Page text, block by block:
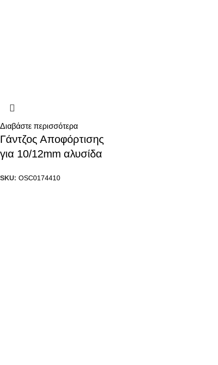
Διαβάστε περισσότερα
Γάντζος Αποφόρτισης
για 10/12mm αλυσίδα
SKU: OSC0174410